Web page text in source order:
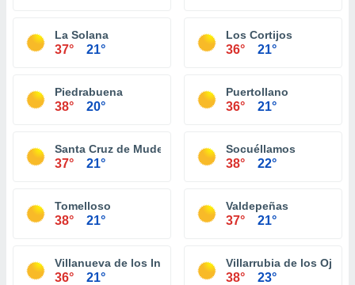
La Solana
37° 21°
Los Cortijos
36° 21°
Piedrabuena
38° 20°
Puertollano
36° 21°
Santa Cruz de Mudela
37° 21°
Socuéllamos
38° 22°
Tomelloso
38° 21°
Valdepeñas
37° 21°
Villanueva de los Infantes
36° 21°
Villarrubia de los Ojos
38° 23°